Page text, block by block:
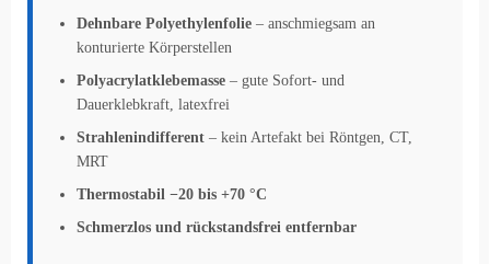
Dehnbare Polyethylenfolie – anschmiegsam an
konturierte Körperstellen
Polyacrylatklebemasse – gute Sofort- und
Dauerklebkraft, latexfrei
Strahlenindifferent – kein Artefakt bei Röntgen, CT,
MRT
Thermostabil −20 bis +70 °C
Schmerzlos und rückstandsfrei entfernbar